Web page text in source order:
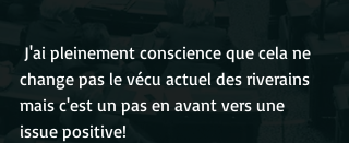
change pas le vécu actuel des riverains
mais c'est un pas en avant vers une
issue positive!